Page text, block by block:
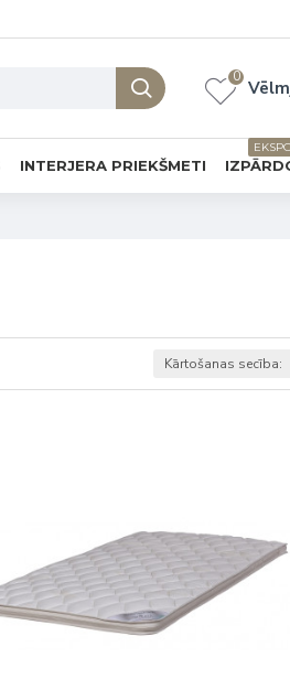
0
INTERJERA PRIEKŠMETI
Kārtošanas secība: